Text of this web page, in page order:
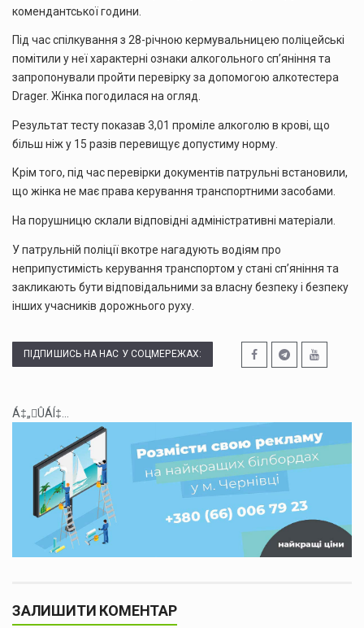
комендантської години.
Під час спілкування з 28-річною кермувальницею поліцейські
помітили у неї характерні ознаки алкогольного сп’яніння та
запропонували пройти перевірку за допомогою алкотестера
Drager. Жінка погодилася на огляд.
Результат тесту показав 3,01 проміле алкоголю в крові, що
більш ніж у 15 разів перевищує допустиму норму.
Крім того, під час перевірки документів патрульні встановили,
що жінка не має права керування транспортними засобами.
На порушницю склали відповідні адміністративні матеріали.
У патрульній поліції вкотре нагадують водіям про
неприпустимість керування транспортом у стані сп’яніння та
закликають бути відповідальними за власну безпеку і безпеку
інших учасників дорожнього руху.
ПІДПИШИСЬ НА НАС У СОЦМЕРЕЖАХ:
Á‡„ÛÁÍ‡...
ЗАЛИШИТИ КОМЕНТАР